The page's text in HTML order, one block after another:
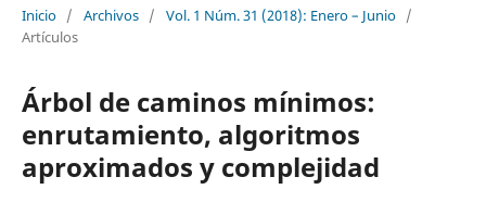
Inicio / Archivos / Vol. 1 Núm. 31 (2018): Enero – Junio /
Artículos
Árbol de caminos mínimos:
enrutamiento, algoritmos
aproximados y complejidad